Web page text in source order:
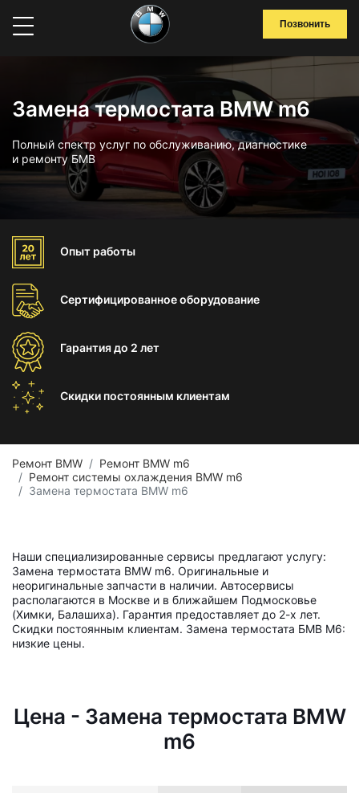
Позвонить
Замена термостата BMW m6
Полный спектр услуг по обслуживанию, диагностике
и ремонту БМВ
Опыт работы
Сертифицированноеоборудование
Гарантиядо 2 лет
Скидки постоянным клиентам
Ремонт BMW
Ремонт BMW m6
Ремонт системы охлаждения BMW m6
Замена термостата BMW m6
Наши специализированные сервисы предлагают услугу:
Замена термостата BMW m6. Оригинальные и
неоригинальные запчасти в наличии. Автосервисы
располагаются в Москве и в ближайшем Подмосковье
(Химки, Балашиха). Гарантия предоставляет до 2-х лет.
Скидки постоянным клиентам. Замена термостата БМВ М6:
низкие цены.
Цена - Замена термостата BMW
m6